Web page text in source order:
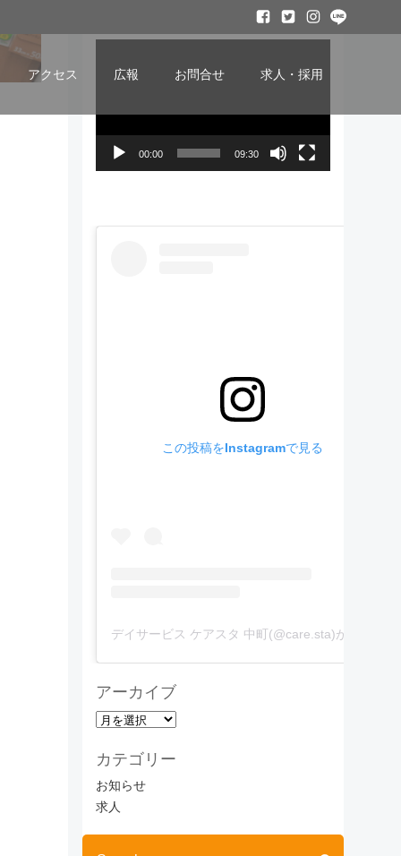
アクセス 広報 お問合せ 求人・採用
レ
ー
00:00 09:30
この投稿をInstagramで見る
アーカイブ
ア
カ
イ
ブ
カテゴリー
お知らせ
求人
Search